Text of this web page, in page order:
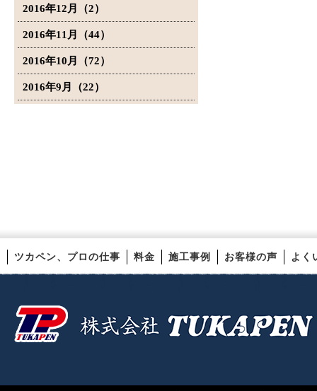
2016年12月（2）
2016年11月（44）
2016年10月（72）
2016年9月（22）
ツカペン、プロの仕事 料金 施工事例 お客様の声 よく